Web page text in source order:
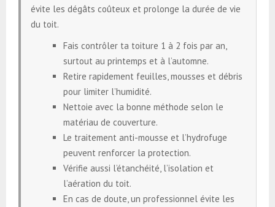
évite les dégâts coûteux et prolonge la durée de vie
du toit.
Fais contrôler ta toiture 1 à 2 fois par an,
surtout au printemps et à l’automne.
Retire rapidement feuilles, mousses et débris
pour limiter l’humidité.
Nettoie avec la bonne méthode selon le
matériau de couverture.
Le traitement anti-mousse et l’hydrofuge
peuvent renforcer la protection.
Vérifie aussi l’étanchéité, l’isolation et
l’aération du toit.
En cas de doute, un professionnel évite les